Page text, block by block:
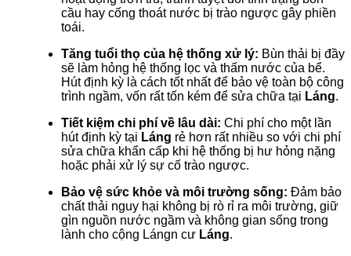
cầu hay cống thoát nước bị trào ngược gây phiền
toái.
Tăng tuổi thọ của hệ thống xử lý: Bùn thải bị đầy
sẽ làm hỏng hệ thống lọc và thấm nước của bể.
Hút định kỳ là cách tốt nhất để bảo vệ toàn bộ công
trình ngầm, vốn rất tốn kém để sửa chữa tại Láng.
Tiết kiệm chi phí về lâu dài: Chi phí cho một lần
hút định kỳ tại Láng rẻ hơn rất nhiều so với chi phí
sửa chữa khẩn cấp khi hệ thống bị hư hỏng nặng
hoặc phải xử lý sự cố trào ngược.
Bảo vệ sức khỏe và môi trường sống: Đảm bảo
chất thải nguy hại không bị rò rỉ ra môi trường, giữ
gìn nguồn nước ngầm và không gian sống trong
lành cho cộng Lángn cư Láng.